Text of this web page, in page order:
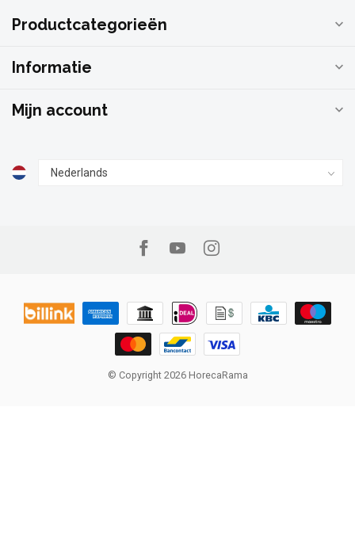
Productcategorieën
Informatie
Mijn account
© Copyright 2026 HorecaRama